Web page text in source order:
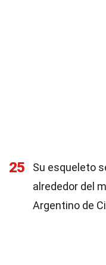
25
Su esqueleto
alrededor del
Argentino de